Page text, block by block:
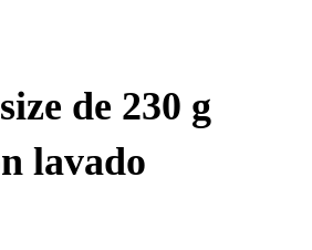
de 230 g
lavado